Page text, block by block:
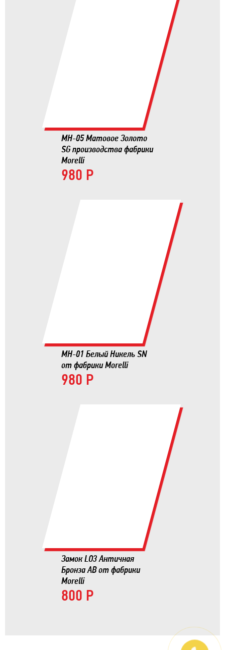
MH-05 Матовое Золото
SG производства фабрики
Morelli
980 Р
MH-01 Белый Никель SN
от фабрики Morelli
980 Р
Замок LO3 Античная
Бронза AB от фабрики
Morelli
800 Р